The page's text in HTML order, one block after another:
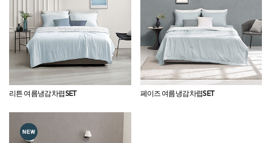
리튼 여름냉감차렵SET 페이즈 여름냉감차렵SET